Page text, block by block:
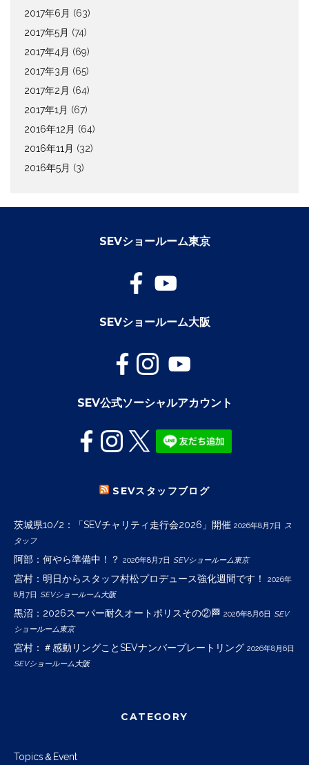
2017年6月 (63)
2017年5月 (74)
2017年4月 (69)
2017年3月 (65)
2017年2月 (64)
2017年1月 (67)
2016年12月 (64)
2016年11月 (32)
2016年5月 (3)
SEVショールーム東京
SEVショールーム大阪
SEV公式ソーシャルアカウント
SEVスタッフブログ
茨城県10/2：「SEVチャリティ走行会2026」開催 2026年8月7日 ス
タッフ
阿部：何やら準備中！？ 2026年8月7日 SEVショールーム東京
宮村：明日からスタッフ村松プロデュース強化週間です！
2026年
8月7日 SEVショールーム大阪
黒沼：2026スーパー耐久オートポリスその②🏁 2026年8月6日 SEV
ショールーム東京
宮村：＃感動リングことSEVナンバープレートリング 2026年8月6日
SEVショールーム大阪
CATEGORY
Topics＆Event